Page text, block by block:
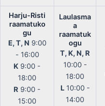
Harju-Risti
raamatuko
gu
E, T, N 9:00
- 16:00
K 9:00 -
18:00
R 9:00 -
15:00
Laulasma
a
raamatuk
ogu
T, K, N, R
10:00 -
18:00
L10:00 -
14:00